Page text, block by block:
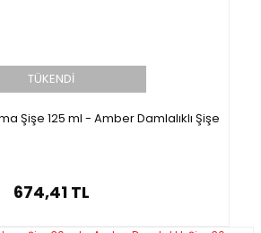
TÜKENDİ
Şişe 125 ml - Amber Damlalıklı Şişe
674,41 TL